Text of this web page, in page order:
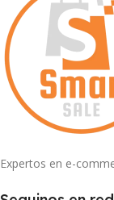
Expertos en e-